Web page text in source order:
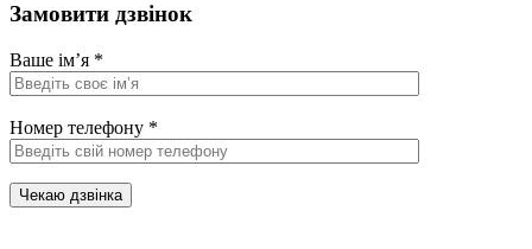
Замовити дзвінок
Ваше ім’я *
Номер телефону *
Чекаю дзвінка